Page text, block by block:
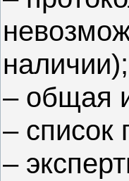
наличии);
– общая
– список
–